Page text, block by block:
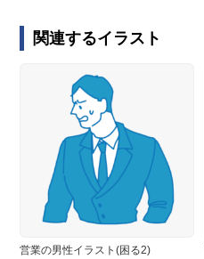
関連するイラスト
営業の男性イラスト(困る2)